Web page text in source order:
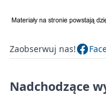
Zaobserwuj nas!
Nadchodzące